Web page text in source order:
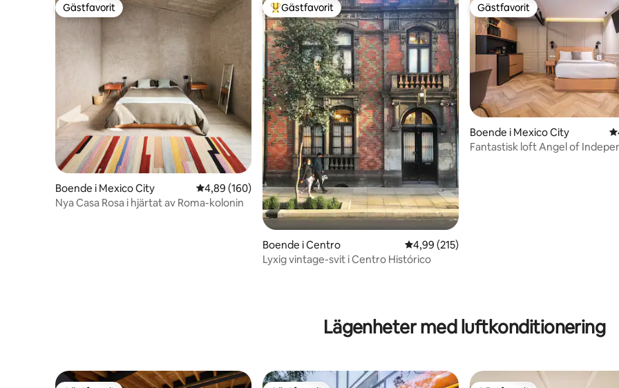
Gästfavorit
Gästfavorit
Boende i Mexico City 4,89 av 5 i genomsnittligt betyg, 160 omdömen
4,89 (160)
Nya Casa Rosa i hjärtat av Roma-kolonin
Populär gästfavorit
Gästfavorit
Boende i Centro 4,99 av 5 i genomsnittligt betyg, 215
4,99 (215)
Lyxig vintage-svit i Centro Histórico
Gästfavorit
Gästfavorit
Boende i Mexico City
Fantastisk loft Angel of
Lägenheter med luftkonditionering